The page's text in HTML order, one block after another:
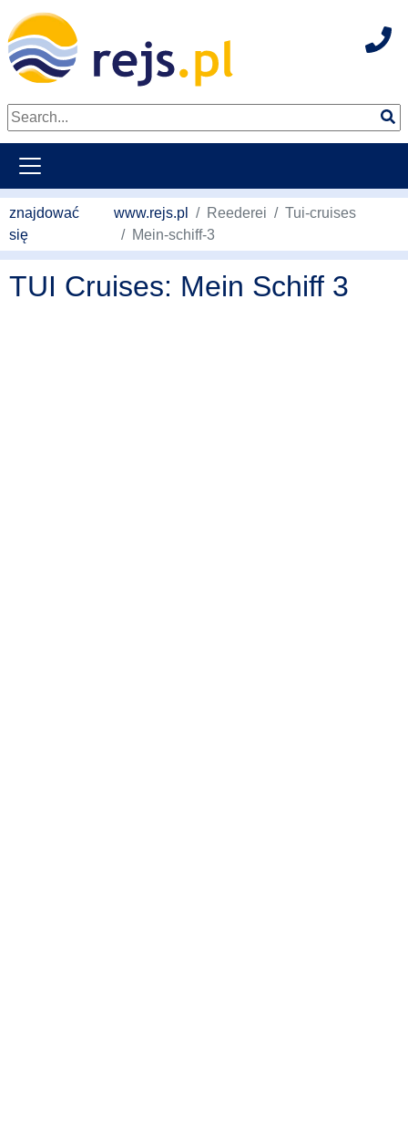
znajdować
się
www.rejs.pl Reederei
Tui-cruises
Mein-schiff-3
TUI Cruises: Mein Schiff 3